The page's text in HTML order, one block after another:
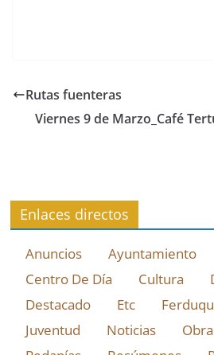
Rutas fuenteras
Viernes 9 de Marzo_Café
Enlaces directos
Anuncios Ayuntamiento
Centro De Día
Cultura
Destacado
Etc
Juventud
Noticias